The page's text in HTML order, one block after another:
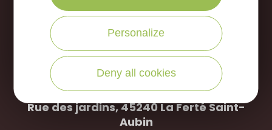
Office de Tourisme des Portes de Sologne
Rue des jardins, 45240 LaFerté Saint-
Aubin
Personalize
Deny all cookies